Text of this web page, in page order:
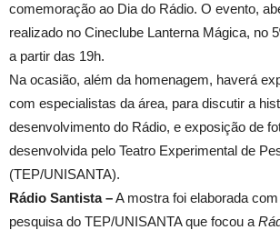
comemoração ao Dia do Rádio. O evento,
realizado no Cineclube Lanterna Mágica, no
a partir das 19h.
Na ocasião, além da homenagem, haverá
com especialistas da área, para discutir a
desenvolvimento do Rádio, e exposição de
desenvolvida pelo Teatro Experimental de
(TEP/UNISANTA).
Rádio Santista –A mostra foi elaborada
pesquisa do TEP/UNISANTA que focou a